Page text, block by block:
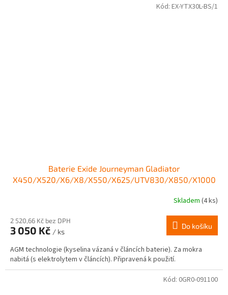
Baterie Exide Journeyman Gladiator
X450/X520/X6/X8/X550/X625/UTV830/X850/X1000
produktu
je
z
5
hvězdiček.
Skladem(4 ks)
2 520,66 Kč bez DPH
3 050 Kč / ks
Do košíku
AGM technologie (kyselina vázaná v článcích baterie). Za mokra
nabitá (s elektrolytem v článcích). Připravená k použití.
Kód: EX-YTX30L-BS/1
Kód: 0GR0-091100